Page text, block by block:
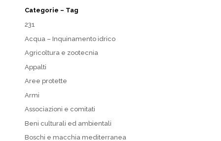
Categorie – Tag
231
Acqua – Inquinamento idrico
Agricoltura e zootecnia
Appalti
Aree protette
Armi
Associazioni e comitati
Beni culturali ed ambientali
Boschi e macchia mediterranea